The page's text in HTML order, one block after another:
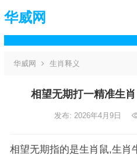
华威网
华威网 生肖释义
相望无期打一精准生
发布: 2026年4月9日
相望无期指的是生肖鼠,生肖